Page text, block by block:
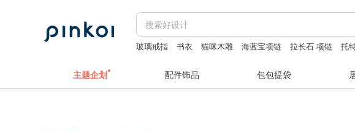
玻璃戒指 书衣 猫咪木雕 海蓝宝项链 拉长石 项链 托
主题企划 配件饰品 包包提袋